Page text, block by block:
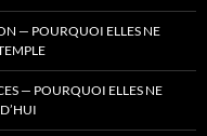
— POURQUOI ELLES NE
— POURQUOI ELLES NE